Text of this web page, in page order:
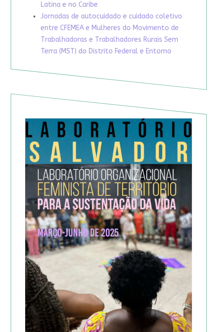
Latina e no Caribe
Jornadas de autocuidado e cuidado coletivo
entre CFEMEA e Mulheres do Movimento de
Trabalhadoras e Trabalhadores Rurais Sem
Terra (MST) do Distrito Federal e Entorno